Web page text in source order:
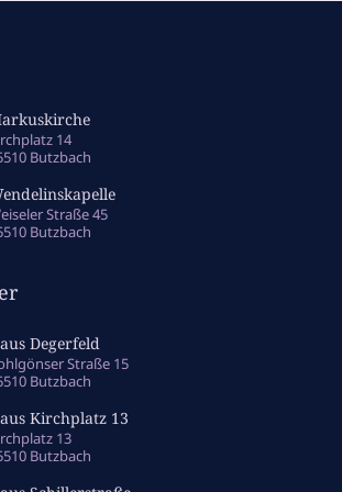
14
Butzbach
Straße 45
Butzbach
Degerfeld
Straße 15
Butzbach
Kirchplatz 13
13
Butzbach